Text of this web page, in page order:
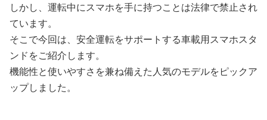
しかし、運転中にスマホを手に持つことは法律で禁止され
ています。
そこで今回は、安全運転をサポートする車載用スマホスタ
ンドをご紹介します。
機能性と使いやすさを兼ね備えた人気のモデルをピックア
ップしました。